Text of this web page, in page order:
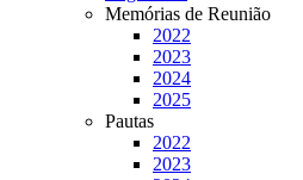
Memórias de Reunião
2022
2023
2024
2025
Pautas
2022
2023